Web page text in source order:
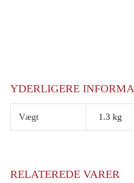
YDERLIGERE
Vægt 1.3 kg
RELATEREDE VARER